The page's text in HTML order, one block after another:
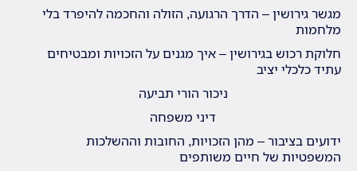
מגשר גירושין – הדרך הרגועה, הזולה והחכמה להיפרד בלי
מלחמות
חלוקת רכוש בגירושין – איך מגנים על הזכויות ומבטיחים
עתיד כלכלי יציב
ניכור הורי תביעה
דיני משפחה
ידועים בציבור – מהן הזכויות, החובות וההשלכות
המשפטיות של חיים משותפים